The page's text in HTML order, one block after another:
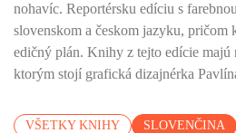
nohavíc. Reportérsku edíciu s
slovenskom a českom jazyku, pričom
edičný plán. Knihy z tejto edície majú
ktorým stojí grafická dizajnérka
VŠETKY KNIHY SLOVENČINA